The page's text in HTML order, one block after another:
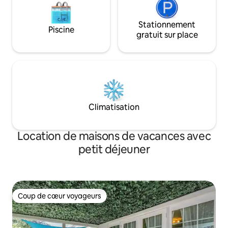
Piscine
Stationnement
gratuit sur place
Climatisation
Location de maisons de vacances avec
petit déjeuner
Coup de cœur voyageurs
Coup de cœur voyageurs